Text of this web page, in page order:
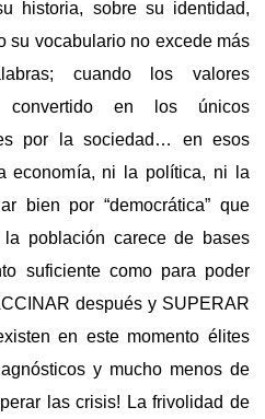
historia, sobre su identidad,
su vocabulario no excede más
cuando los valores
convertido en los únicos
por la sociedad… en esos
economía, ni la política, ni la
bien por “democrática” que
población carece de bases
suficiente como para poder
después y SUPERAR
en este momento élites
y mucho menos de
las crisis! La frivolidad de